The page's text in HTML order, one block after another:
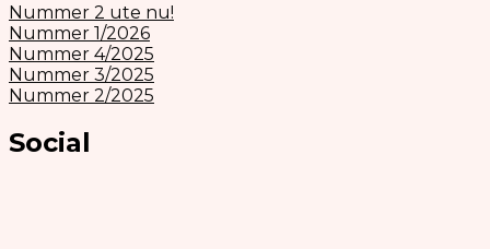
Nummer 2 ute nu!
Nummer 1/2026
Nummer 4/2025
Nummer 3/2025
Nummer 2/2025
Social